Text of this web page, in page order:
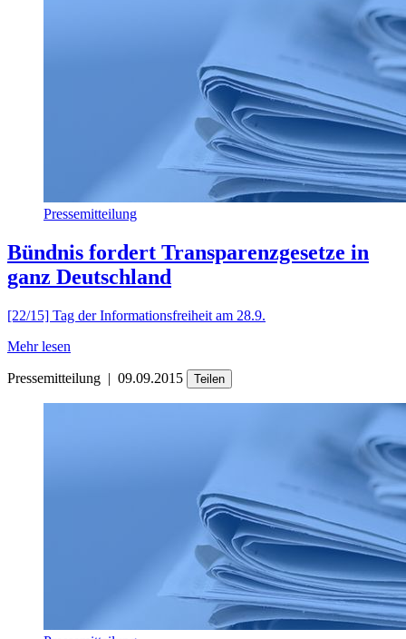
Pressemitteilung
Bündnis fordert Transparenzgesetze in
ganz Deutschland
[22/15] Tag der Informationsfreiheit am 28.9.
Mehr lesen
Pressemitteilung | 09.09.2015 Teilen